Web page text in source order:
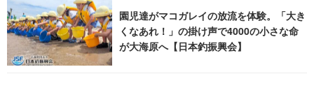
園児達がマコガレイの放流を体験。「大き
くなあれ！」の掛け声で4000の小さな命
が大海原へ【日本釣振興会】